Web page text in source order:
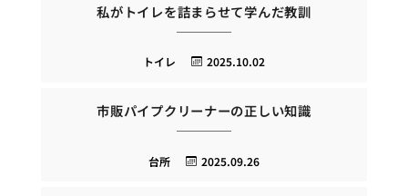
私がトイレを詰まらせて学んだ教訓
2025.10.02
トイレ
市販パイプクリーナーの正しい知識
2025.09.26
台所